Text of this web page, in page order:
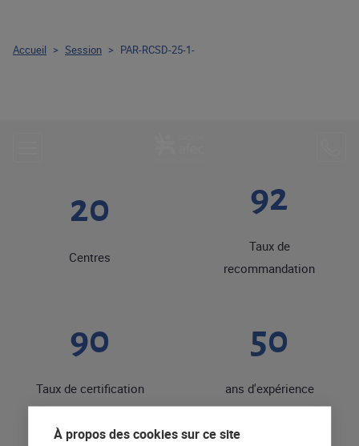
20
Centres
92
Taux de
recommandation
90
Taux de certification
50
ans d'expérience
Accueil > Session > PAR-RCSD-25-1-
À propos des cookies sur ce site